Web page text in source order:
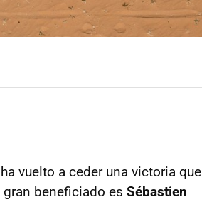
vuelto a ceder una victoria que
beneficiado es Sébastien